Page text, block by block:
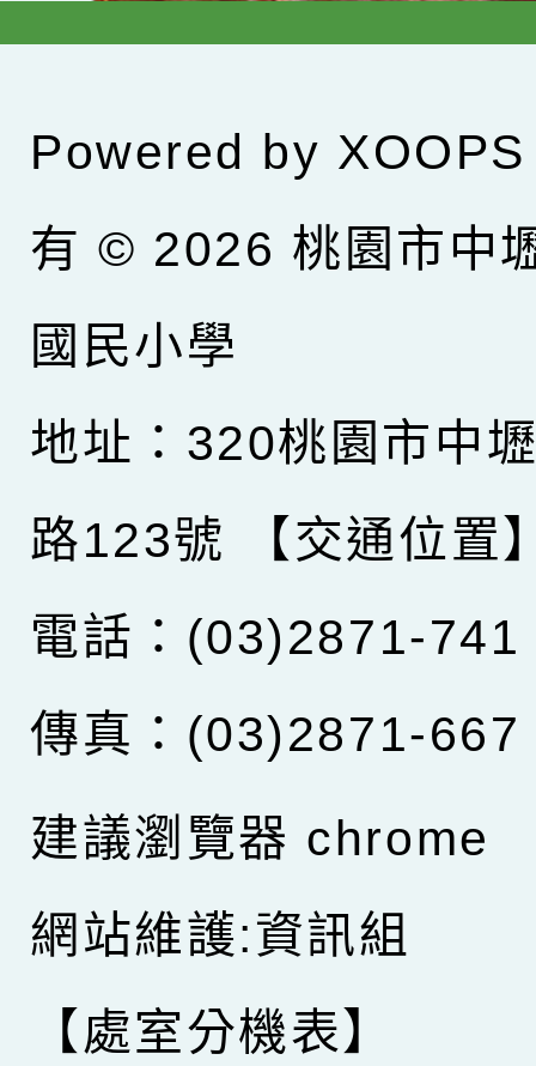
Powered by XOOPS
有 © 2026 桃園市中
國民小學
地址：320桃園市中
路123號
【交通位置
電話：(03)2871-741
傳真：(03)2871-667
建議瀏覽器 chrome
網站維護:資訊組
【處室分機表】